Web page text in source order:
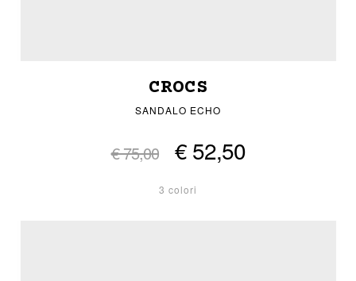
CROCS
SANDALO ECHO
€ 75,00 € 52,50
3 colori